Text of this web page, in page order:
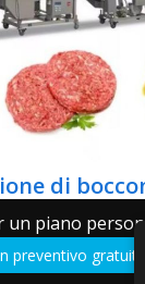
di
il
Leggi Tutto
un piano
preventivo